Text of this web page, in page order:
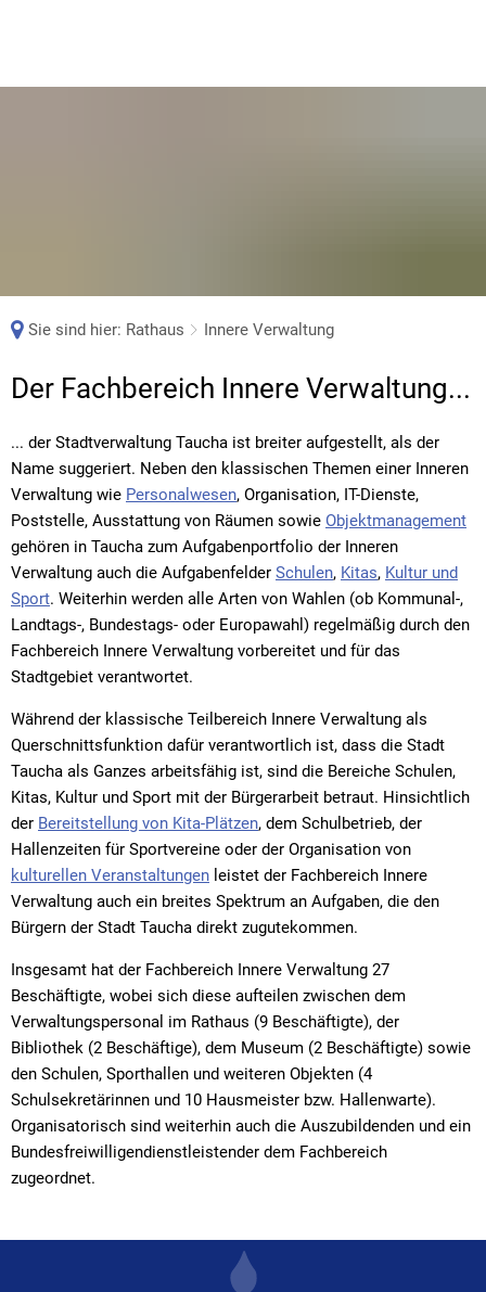
Sie sind hier: Rathaus Innere Verwaltung
Innere
Verwaltung
Der Fachbereich Innere Verwaltung...
... der Stadtverwaltung Taucha ist breiter aufgestellt, als der
Name suggeriert. Neben den klassischen Themen einer Inneren
Verwaltung wie Personalwesen, Organisation, IT-Dienste,
Poststelle, Ausstattung von Räumen sowie Objektmanagement
gehören in Taucha zum Aufgabenportfolio der Inneren
Verwaltung auch die Aufgabenfelder Schulen, Kitas, Kultur und
Sport. Weiterhin werden alle Arten von Wahlen (ob Kommunal-,
Landtags-, Bundestags- oder Europawahl) regelmäßig durch den
Fachbereich Innere Verwaltung vorbereitet und für das
Stadtgebiet verantwortet.
Während der klassische Teilbereich Innere Verwaltung als
Querschnittsfunktion dafür verantwortlich ist, dass die Stadt
Taucha als Ganzes arbeitsfähig ist, sind die Bereiche Schulen,
Kitas, Kultur und Sport mit der Bürgerarbeit betraut. Hinsichtlich
der Bereitstellung von Kita-Plätzen, dem Schulbetrieb, der
Hallenzeiten für Sportvereine oder der Organisation von
kulturellen Veranstaltungen leistet der Fachbereich Innere
Verwaltung auch ein breites Spektrum an Aufgaben, die den
Bürgern der Stadt Taucha direkt zugutekommen.
Insgesamt hat der Fachbereich Innere Verwaltung 27
Beschäftigte, wobei sich diese aufteilen zwischen dem
Verwaltungspersonal im Rathaus (9 Beschäftigte), der
Bibliothek (2 Beschäftige), dem Museum (2 Beschäftigte) sowie
den Schulen, Sporthallen und weiteren Objekten (4
Schulsekretärinnen und 10 Hausmeister bzw. Hallenwarte).
Organisatorisch sind weiterhin auch die Auszubildenden und ein
Bundesfreiwilligendienstleistender dem Fachbereich
zugeordnet.